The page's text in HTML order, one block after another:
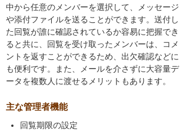
中から任意のメンバーを選択して、メッセージ
や添付ファイルを送ることができます。送付し
た回覧が誰に確認されているか容易に把握でき
ると共に、回覧を受け取ったメンバーは、コメ
ントを返すことができるため、出欠確認などに
も便利です。また、メールを介さずに大容量デ
ータを複数人に渡せるメリットもあります。
主な管理者機能
回覧期限の設定